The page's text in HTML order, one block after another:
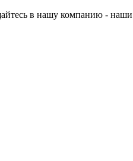
в нашу компанию -